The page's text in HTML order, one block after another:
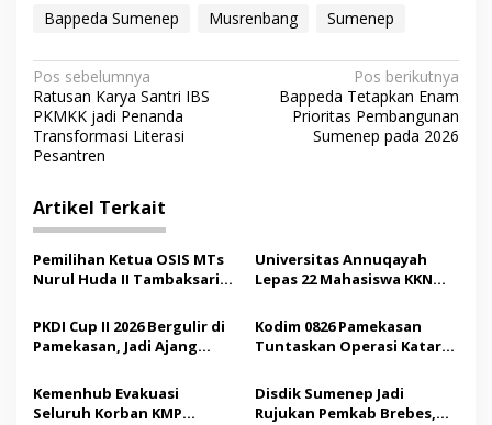
Bappeda Sumenep Musrenbang Sumenep
N
a
v
i
g
a
s
i
p
o
s
Pos sebelumnya
Ratusan Karya Santri IBS
PKMKK jadi Penanda
Transformasi Literasi
Pesantren
Pos berikutnya
Bappeda Tetapkan Enam
Prioritas Pembangunan
Sumenep pada 2026
Artikel Terkait
Pemilihan Ketua OSIS MTs
Nurul Huda II Tambaksari
Demokrasi bagi Siswa
Universitas Annuqayah
Lepas 22 Mahasiswa KKN
Saudi
PKDI Cup II 2026 Bergulir di
Pamekasan, Jadi Ajang
Madura
Kodim 0826 Pamekasan
Tuntaskan Operasi Katarak
Tindakan Medis
Kemenhub Evakuasi
Seluruh Korban KMP
Disdik Sumenep Jadi
Rujukan Pemkab Brebes,